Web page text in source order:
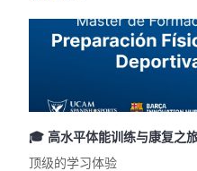
🎓 高水平体能训练与康复之
顶级的学习体验